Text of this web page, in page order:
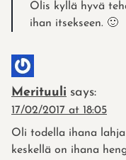
Olis kyllä hyvä
ihan itsekseen. 🙂
Merituuli says:
17/02/2017 at 18:05
Oli todella ihana lahja
keskellä on ihana